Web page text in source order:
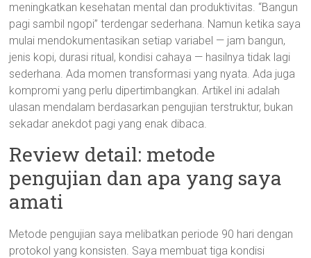
meningkatkan kesehatan mental dan produktivitas. “Bangun
pagi sambil ngopi” terdengar sederhana. Namun ketika saya
mulai mendokumentasikan setiap variabel — jam bangun,
jenis kopi, durasi ritual, kondisi cahaya — hasilnya tidak lagi
sederhana. Ada momen transformasi yang nyata. Ada juga
kompromi yang perlu dipertimbangkan. Artikel ini adalah
ulasan mendalam berdasarkan pengujian terstruktur, bukan
sekadar anekdot pagi yang enak dibaca.
Review detail: metode
pengujian dan apa yang saya
amati
Metode pengujian saya melibatkan periode 90 hari dengan
protokol yang konsisten. Saya membuat tiga kondisi